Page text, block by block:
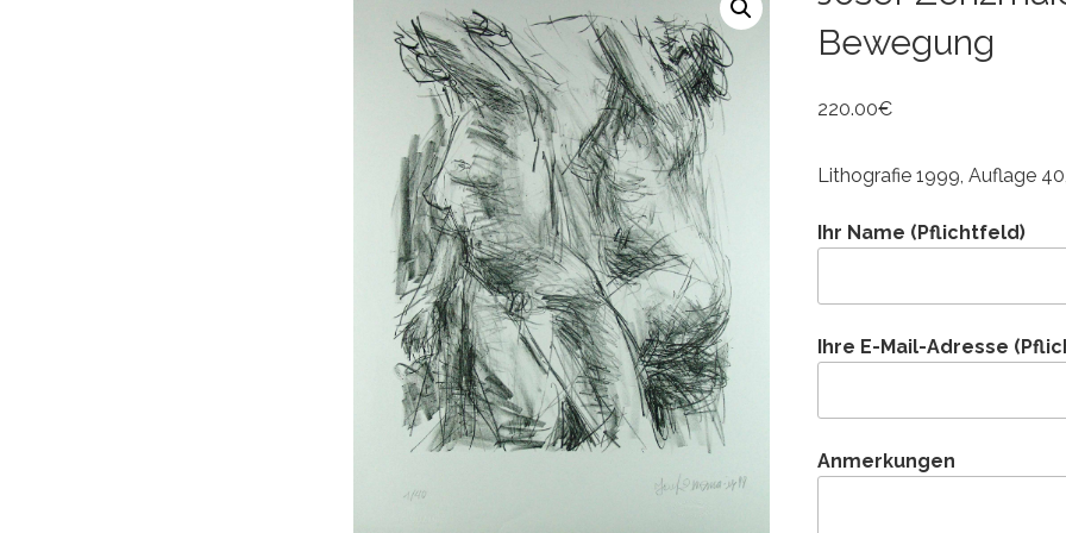
Bewegung
220.00€
Lithografie 1999, Auflage
Ihr Name (Pflichtfeld)
Ihre E-Mail-Adresse
Anmerkungen